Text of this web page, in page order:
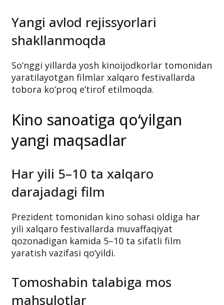
Yangi avlod rejissyorlari
shakllanmoqda
So‘nggi yillarda yosh kinoijodkorlar tomonidan
yaratilayotgan filmlar xalqaro festivallarda
tobora ko‘proq e’tirof etilmoqda.
Kino sanoatiga qo‘yilgan
yangi maqsadlar
Har yili 5–10 ta xalqaro
darajadagi film
Prezident tomonidan kino sohasi oldiga har
yili xalqaro festivallarda muvaffaqiyat
qozonadigan kamida 5–10 ta sifatli film
yaratish vazifasi qo‘yildi.
Tomoshabin talabiga mos
mahsulotlar